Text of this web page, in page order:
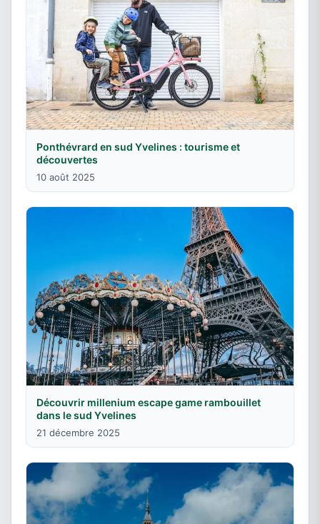
Ponthévrard en sud Yvelines : tourisme et
découvertes
10 août 2025
Découvrir millenium escape game rambouillet
dans le sud Yvelines
21 décembre 2025